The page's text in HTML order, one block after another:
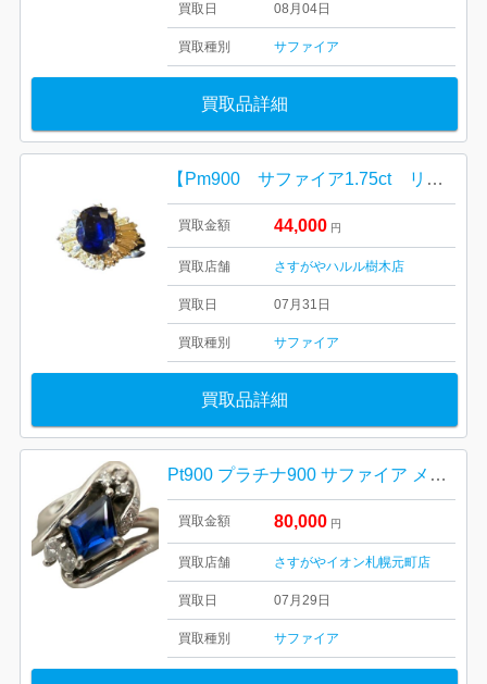
買取日 08月04日
買取種別 サファイア
買取品詳細
【Pm900 サファイア1.75ct リング】ハルル樹木店
買取金額 44,000 円
買取店舗 さすがやハルル樹木店
買取日 07月31日
買取種別 サファイア
買取品詳細
Pt900 プラチナ900 サファイア メレダイヤ リング 札幌市 東区 元町
買取金額 80,000 円
買取店舗 さすがやイオン札幌元町店
買取日 07月29日
買取種別 サファイア